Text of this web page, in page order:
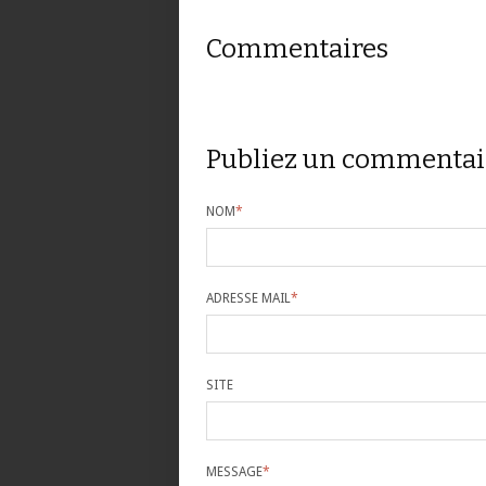
Commentaires
Publiez un
NOM*
ADRESSE MAIL*
SITE
MESSAGE*